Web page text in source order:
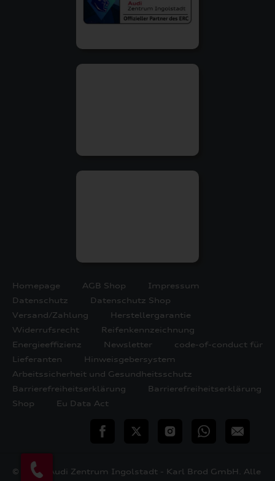
Homepage AGB Shop
Impressum
Datenschutz
Datenschutz Shop
Versand/Zahlung
Herstellergarantie
Widerrufsrecht
Reifenkennzeichnung
Energieeffizienz
Newsletter
code-of-conduct für
Lieferanten
Hinweisgebersystem
Arbeitssicherheit und Gesundheitsschutz
Barrierefreiheitserklärung
Barrierefreiheitserklärung
Shop
Eu Data Act
teilen Twitter InstagramWhatsApp
E-
© 2026 Audi Zentrum Ingolstadt - Karl Brod GmbH. Alle